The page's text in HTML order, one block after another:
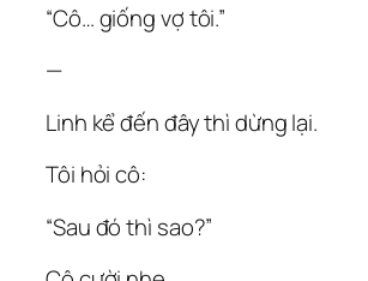
“Cô… giống vợ tôi.”
—
Linh kể đến đây thì dừng lại.
Tôi hỏi cô:
“Sau đó thì sao?”